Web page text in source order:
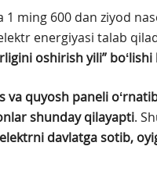
ming 600 dan ziyod
energiyasi talab
oshirish yili”
va quyosh paneli
shunday qilayapti.
davlatga sotib,